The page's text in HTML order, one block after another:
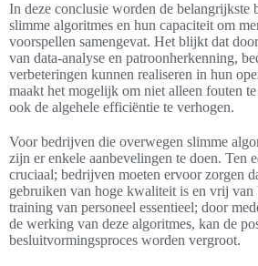
In deze conclusie worden de belangrijkste
slimme algoritmes en hun capaciteit om
voorspellen samengevat. Het blijkt dat
van data-analyse en patroonherkenning,
verbeteringen kunnen realiseren in hun
maakt het mogelijk om niet alleen fouten
ook de algehele efficiëntie te verhogen.
Voor bedrijven die overwegen slimme
zijn er enkele aanbevelingen te doen. Ten
cruciaal; bedrijven moeten ervoor zorgen
gebruiken van hoge kwaliteit is en vrij van
training van personeel essentieel; door
de werking van deze algoritmes, kan de
besluitvormingsproces worden vergroot.